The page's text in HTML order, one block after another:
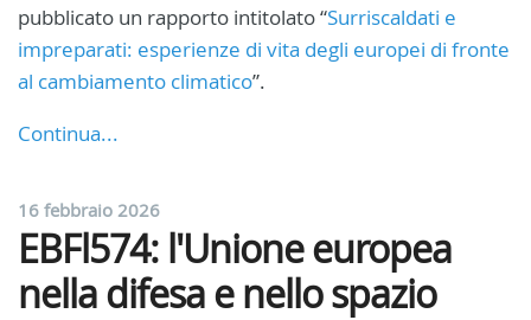
pubblicato un rapporto intitolato “Surriscaldati e
impreparati: esperienze di vita degli europei di fronte
al cambiamento climatico”.
Continua...
16 febbraio 2026
EBFl574: l'Unione europea
nella difesa e nello spazio